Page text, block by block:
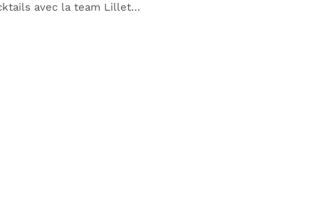
avec la team Lillet…